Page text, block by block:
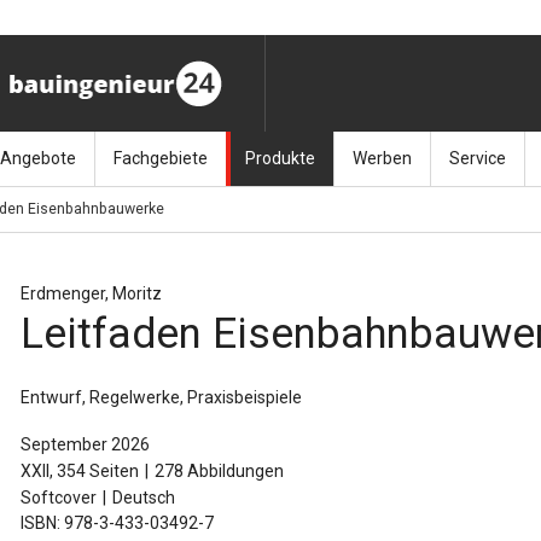
(11.9.26)
(26.11.26)
(3.12.26)
Angebote
Stellenmarkt
Kalender-Preisreduzierung
Fachgebiete
Architektur
Bauen im Bestand
Bauphysik
Baurecht
Produkte
Zeitschriften
Werben Service
Newsletter
Eisenbahnbauwerke
Erdmenger, Moritz
Leitfaden
Entwurf, Regelwerke, Praxisbeispiele
September 2026
XXII, 354 Seiten
278 Abbildungen
Softcover
Deutsch
ISBN: 978-3-433-03492-7